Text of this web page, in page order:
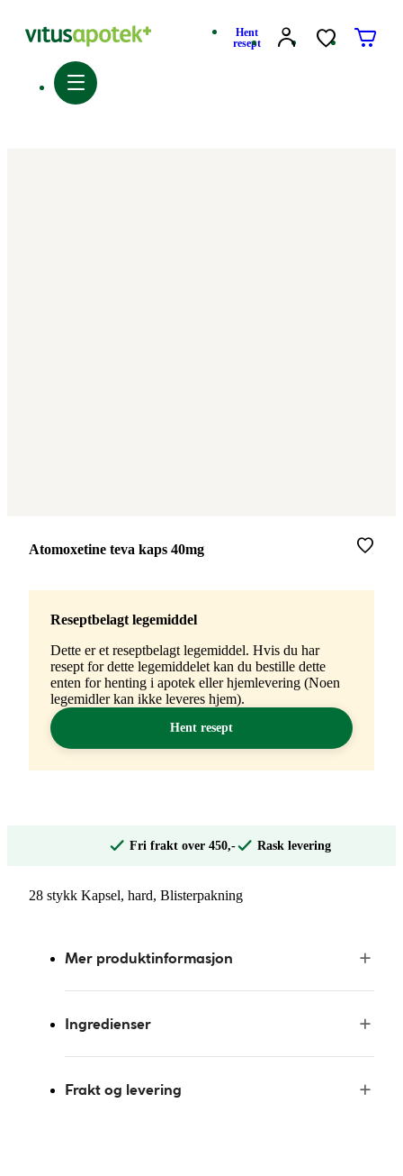
Hent
resept
Merke:
Atomoxetine teva kaps 40mg
Reseptbelagt legemiddel
Dette er et reseptbelagt legemiddel. Hvis du har
resept for dette legemiddelet kan du bestille dette
enten for henting i apotek eller hjemlevering (Noen
legemidler kan ikke leveres hjem).
Hent resept
Fri frakt over 450,- Rask levering
28 stykk Kapsel, hard, Blisterpakning
Mer produktinformasjon
Ingredienser
Frakt og levering